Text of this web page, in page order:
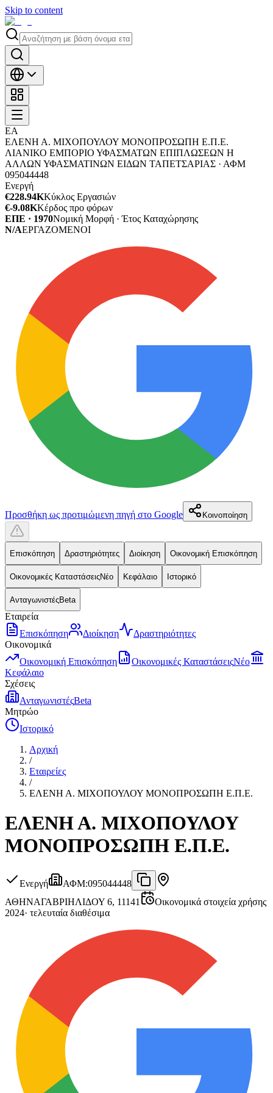
Skip to content
ΕΑ
ΕΛΕΝΗ Α. ΜΙΧΟΠΟΥΛΟΥ ΜΟΝΟΠΡΟΣΩΠΗ Ε.Π.Ε.
ΛΙΑΝΙΚΟ ΕΜΠΟΡΙΟ ΥΦΑΣΜΑΤΩΝ ΕΠΙΠΛΩΣΕΩΝ Η
ΑΛΛΩΝ ΥΦΑΣΜΑΤΙΝΩΝ ΕΙΔΩΝ ΤΑΠΕΤΣΑΡΙΑΣ · ΑΦΜ
095044448
Ενεργή
€228.94KΚύκλος Εργασιών
€-9.08KΚέρδος προ φόρων
ΕΠΕ · 1970Νομική Μορφή · Έτος Καταχώρησης
N/AΕΡΓΑΖΟΜΕΝΟΙ
Προσθήκη ως προτιμώμενη πηγή στο Google Κοινοποίηση
Επισκόπηση Δραστηριότητες Διοίκηση Οικονομική Επισκόπηση
Οικονομικές ΚαταστάσειςΝέο Κεφάλαιο Ιστορικό
ΑνταγωνιστέςBeta
Εταιρεία
Επισκόπηση
Διοίκηση
Δραστηριότητες
Οικονομικά
Οικονομική Επισκόπηση
Οικονομικές ΚαταστάσειςΝέο
Κεφάλαιο
Σχέσεις
ΑνταγωνιστέςBeta
Μητρώο
Ιστορικό
Αρχική
/
Εταιρείες
/
ΕΛΕΝΗ Α. ΜΙΧΟΠΟΥΛΟΥ ΜΟΝΟΠΡΟΣΩΠΗ Ε.Π.Ε.
ΕΛΕΝΗ Α. ΜΙΧΟΠΟΥΛΟΥ
ΜΟΝΟΠΡΟΣΩΠΗ Ε.Π.Ε.
Ενεργή ΑΦΜ:095044448
ΑΘΗΝΑΓΑΒΡΙΗΛΙΔΟΥ 6, 11141
Οικονομικά στοιχεία χρήσης
2024· τελευταία διαθέσιμα